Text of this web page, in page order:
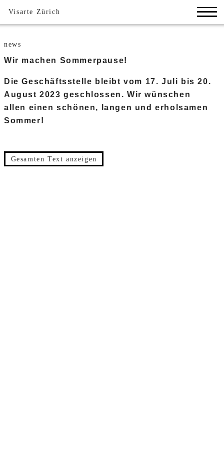
Visarte Zürich
news
Wir machen Sommerpause!
Die Geschäftsstelle bleibt vom 17. Juli bis 20.
August 2023 geschlossen. Wir wünschen
allen einen schönen, langen und erholsamen
Sommer!